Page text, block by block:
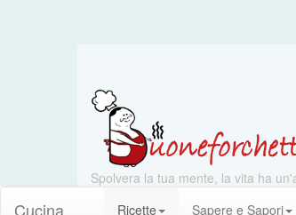
Spolvera la tua mente, la vita ha
Cucina Ricette Sapere e Sapori